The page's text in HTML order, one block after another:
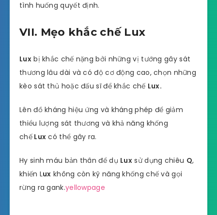
tình huống quyết định.
VII. Mẹo khắc chế Lux
Luxbị khắc chế nặng bởi những vị tướng gây sát
thương lâu dài và có độ cơ động cao, chọn những
kèo sát thủ hoặc đấu sĩ để khắc chế Lux.
Lên đồ kháng hiệu ứng và kháng phép để giảm
thiểu lượng sát thương và khả năng khống
chếLux có thể gây ra.
Hy sinh máu bản thân để dụ Lux sử dụng chiêu Q,
khiến Lux không còn kỹ năng khống chế và gọi
rừng ra gank.yellowpage